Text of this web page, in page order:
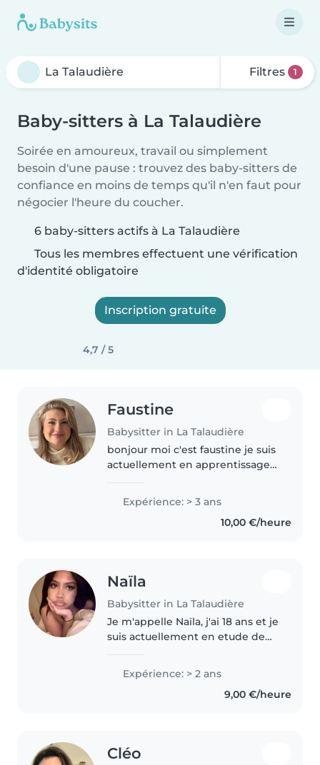
Filtres 1
Baby-sitters à La Talaudière
Soirée en amoureux, travail ou simplement
besoin d'une pause : trouvez des baby-sitters de
confiance en moins de temps qu'il n'en faut pour
négocier l'heure du coucher.
6 baby-sitters actifs à La Talaudière
Tous les membres effectuent une vérification
d'identité obligatoire
Inscription gratuite
4,7 / 5
Faustine
Babysitter in La Talaudière
bonjour moi c'est faustine je suis
actuellement en apprentissage
obtenir un CAP AEPE (
Accompagnant Éducatif Petite
Enfance )j'ai effectué un bac
Expérience: > 3 ans
10,00 €/heure
Naïla
Babysitter in La Talaudière
Je m'appelle Naïla, j'ai 18 ans et je
suis actuellement en etude de
de la Jeunesse de Saint Etienne,
Expérience: > 2 ans
9,00 €/heure
Cléo